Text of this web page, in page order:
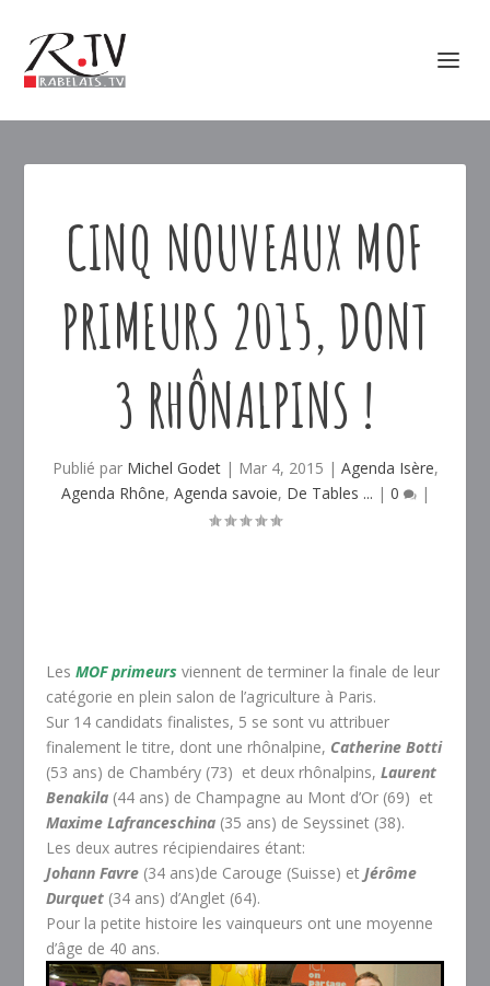
CINQ NOUVEAUX MOF
PRIMEURS 2015, DONT
3 RHÔNALPINS !
Publié par Michel Godet| Mar 4, 2015 | Agenda Isère,
Agenda Rhône, Agenda savoie, De Tables ... | 0 |
LesMOF primeurs viennent de terminer la finale de leur
catégorie en plein salon de l’agriculture à Paris.
Sur 14 candidats finalistes, 5 se sont vu attribuer
finalement le titre, dont une rhônalpine, Catherine Botti
(53 ans) de Chambéry (73) et deux rhônalpins,Laurent
Benakila (44 ans) de Champagne au Mont d’Or (69) et
Maxime Lafranceschina (35 ans) de Seyssinet (38).
Les deux autres récipiendaires étant:
Johann Favre (34 ans)de Carouge (Suisse) etJérôme
Durquet (34 ans) d’Anglet (64).
Pour la petite histoire les vainqueurs ont une moyenne
d’âge de 40 ans.